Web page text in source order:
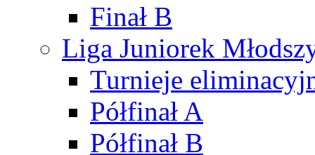
Finał B
Liga Juniorek
Turnieje
Półfinał A
Półfinał B